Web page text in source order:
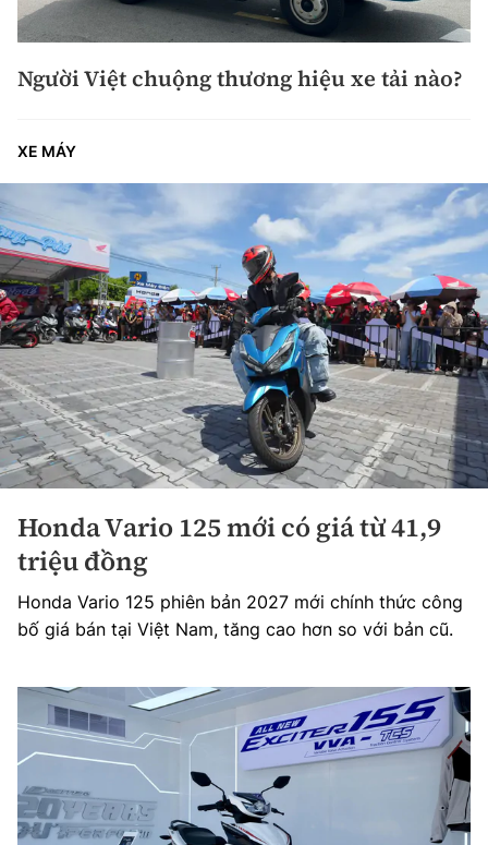
Người Việt chuộng thương hiệu xe tải nào?
XE MÁY
Honda Vario 125 mới có giá từ 41,9
triệu đồng
Honda Vario 125 phiên bản 2027 mới chính thức công
bố giá bán tại Việt Nam, tăng cao hơn so với bản cũ.